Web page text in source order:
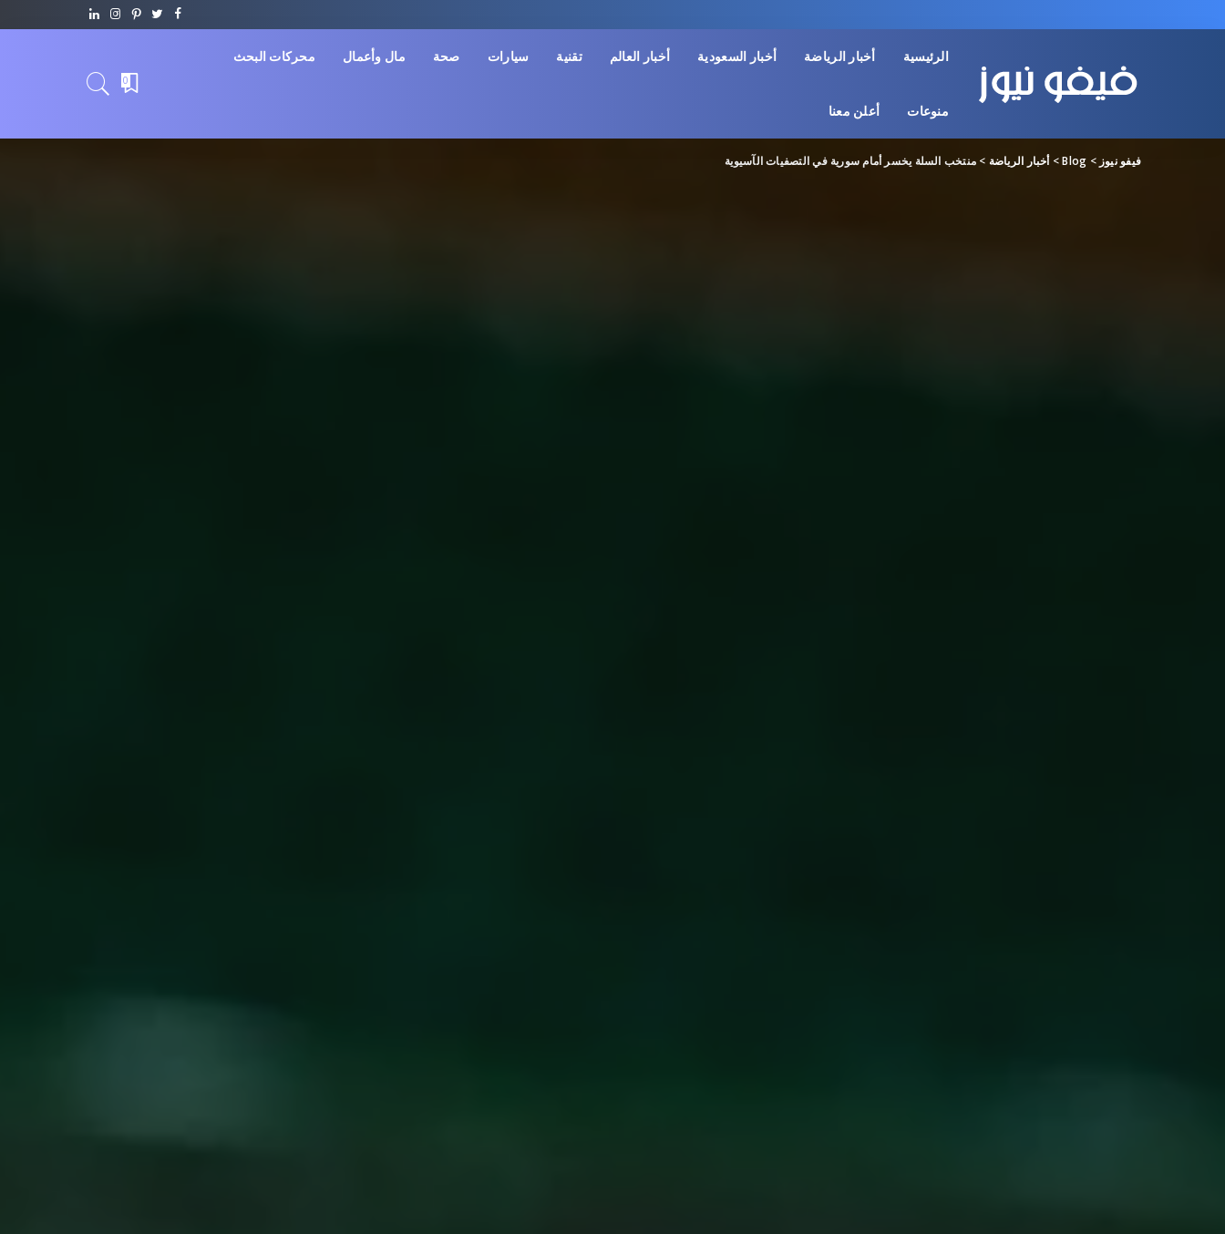
الرئيسية أخبار الرياضة أخبار السعودية أخبار العالم تقنية سيارات صحة مال وأعمال محركات البحث
منوعات أعلن معنا
0
فيفو نيوز >
Blog
>أخبار الرياضة > منتخب السلة يخسر أمام سورية في التصفيات الآسيوية